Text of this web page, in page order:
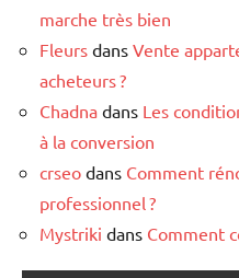
marche très bien
Fleurs dans Vente
acheteurs ?
Chadna dans Les
à la conversion
crseo dans Comment
professionnel ?
Mystriki dans Comment